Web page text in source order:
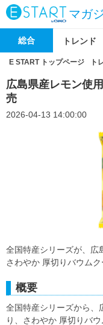
マガ
総合 トレンド
E START トップページ ト
広島県産レモン使
売
2026-04-13 14:00:00
全国特産シリーズが、広
さわやか 厚切りバウム
概要
全国特産シリーズから、
り、さわやか 厚切りバ